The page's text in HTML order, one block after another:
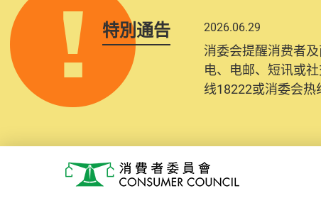
特別通告 2026.06.29
消委会提醒消费者
电、电邮、短讯或
线18222或消委会热
消费者委员会